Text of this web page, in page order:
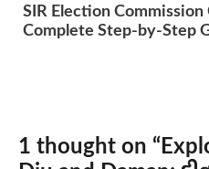
SIR Election
Complete Step-by-Step
1 thought on